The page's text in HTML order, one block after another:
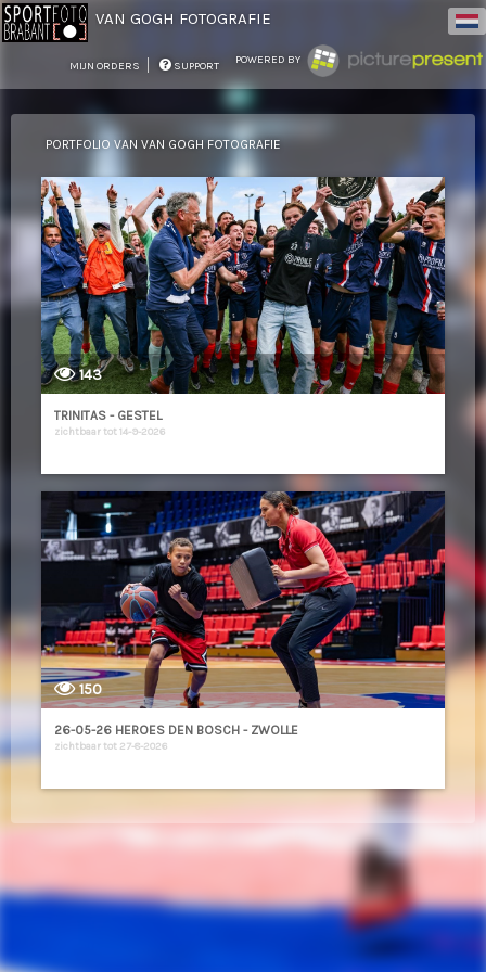
VAN GOGH FOTOGRAFIE
POWERED BY
MIJN ORDERS SUPPORT
PORTFOLIO VAN VAN GOGH FOTOGRAFIE
143
TRINITAS - GESTEL
zichtbaar tot 14-9-2026
150
26-05-26 HEROES DEN BOSCH - ZWOLLE
zichtbaar tot 27-8-2026